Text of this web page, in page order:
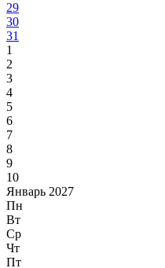
29
30
31
1
2
3
4
5
6
7
8
9
10
Январь 2027
Пн
Вт
Ср
Чт
Пт